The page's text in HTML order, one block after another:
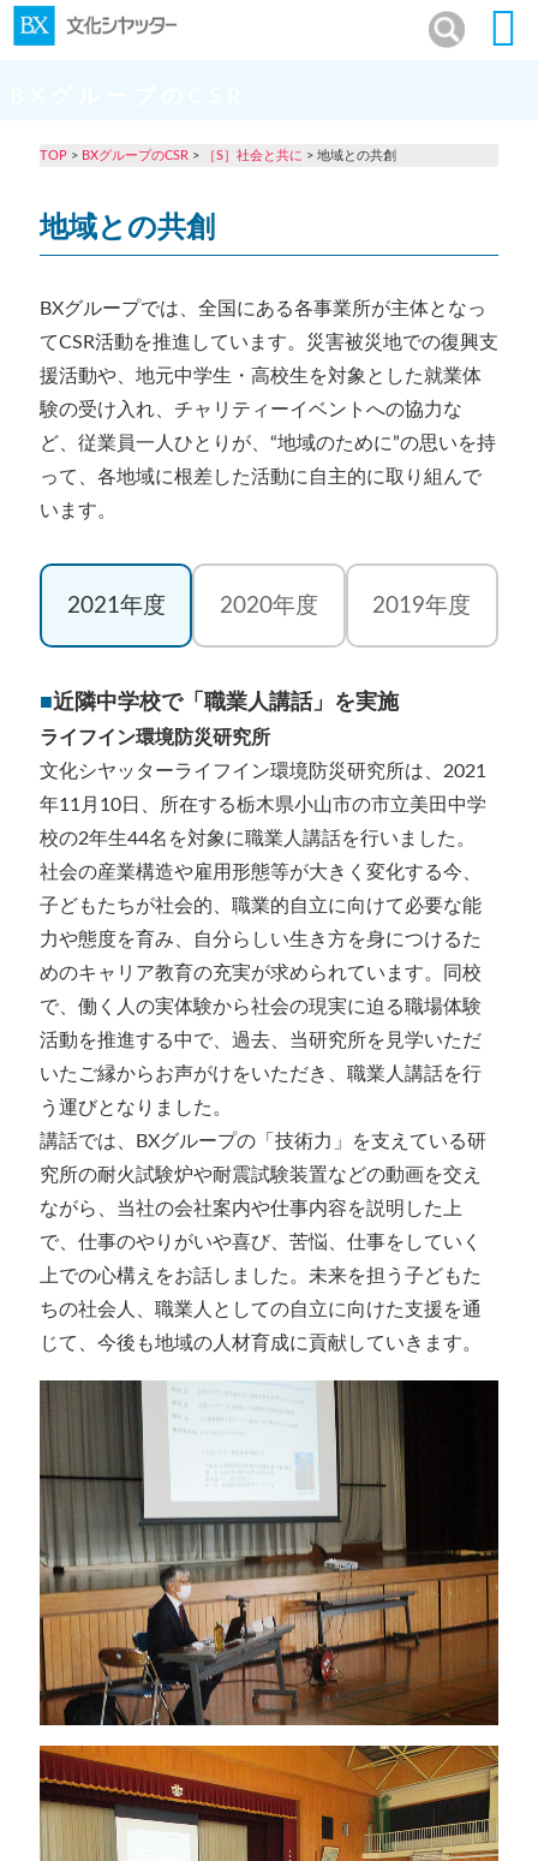
TOP> BXグループのCSR > ［S］社会と共に > 地域との共創
地域との共創
BXグループでは、全国にある各事業所が主体となっ
てCSR活動を推進しています。災害被災地での復興支
援活動や、地元中学生・高校生を対象とした就業体
験の受け入れ、チャリティーイベントへの協力な
ど、従業員一人ひとりが、“地域のために”の思いを持
って、各地域に根差した活動に自主的に取り組んで
います。
2021年度 2020年度 2019年度
■近隣中学校で「職業人講話」を実施
ライフイン環境防災研究所
文化シヤッターライフイン環境防災研究所は、2021
年11月10日、所在する栃木県小山市の市立美田中学
校の2年生44名を対象に職業人講話を行いました。
社会の産業構造や雇用形態等が大きく変化する今、
子どもたちが社会的、職業的自立に向けて必要な能
力や態度を育み、自分らしい生き方を身につけるた
めのキャリア教育の充実が求められています。同校
で、働く人の実体験から社会の現実に迫る職場体験
活動を推進する中で、過去、当研究所を見学いただ
いたご縁からお声がけをいただき、職業人講話を行
う運びとなりました。
講話では、BXグループの「技術力」を支えている研
究所の耐火試験炉や耐震試験装置などの動画を交え
ながら、当社の会社案内や仕事内容を説明した上
で、仕事のやりがいや喜び、苦悩、仕事をしていく
上での心構えをお話しました。未来を担う子どもた
ちの社会人、職業人としての自立に向けた支援を通
じて、今後も地域の人材育成に貢献していきます。